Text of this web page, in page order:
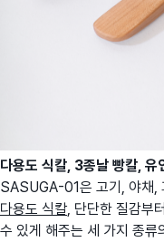
다용도 식칼, 3종날 빵칼, 유
SASUGA-01은 고기, 야채,
다용도 식칼 , 단단한 질감
수 있게 해주는 세 가지 종류